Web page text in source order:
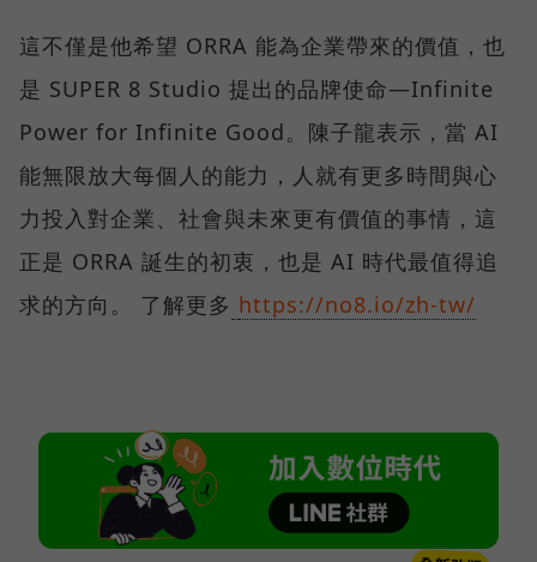
這不僅是他希望 ORRA 能為企業帶來的價值，也
是 SUPER 8 Studio 提出的品牌使命—Infinite
Power for Infinite Good。陳子龍表示，當 AI
能無限放大每個人的能力，人就有更多時間與心
力投入對企業、社會與未來更有價值的事情，這
正是 ORRA 誕生的初衷，也是 AI 時代最值得追
求的方向。 了解更多 https://no8.io/zh-tw/